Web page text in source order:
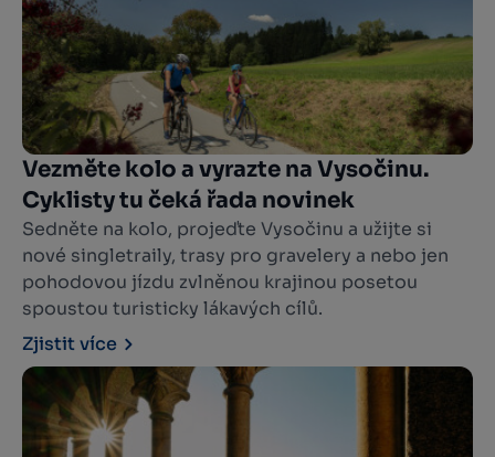
Vezměte kolo a vyrazte na Vysočinu.
Cyklisty tu čeká řada novinek
Sedněte na kolo, projeďte Vysočinu a užijte si
nové singletraily, trasy pro gravelery a nebo jen
pohodovou jízdu zvlněnou krajinou posetou
spoustou turisticky lákavých cílů.
Zjistit více